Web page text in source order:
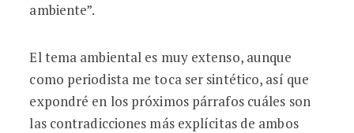
ambiente”.
El tema ambiental es muy extenso, aunque
como periodista me toca ser sintético, así que
expondré en los próximos párrafos cuáles son
las contradicciones más explícitas de ambos